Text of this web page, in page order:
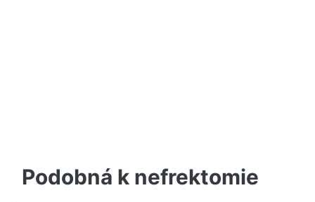
Podobná k nefrektomie